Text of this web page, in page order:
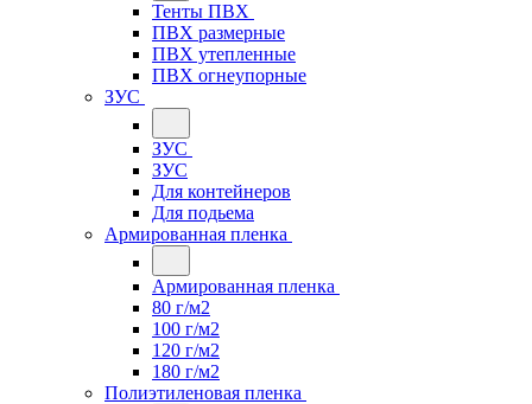
Тенты ПВХ
ПВХ размерные
ПВХ утепленные
ПВХ огнеупорные
ЗУС
ЗУС
ЗУС
Для контейнеров
Для подьема
Армированная пленка
Армированная пленка
80 г/м2
100 г/м2
120 г/м2
180 г/м2
Полиэтиленовая пленка